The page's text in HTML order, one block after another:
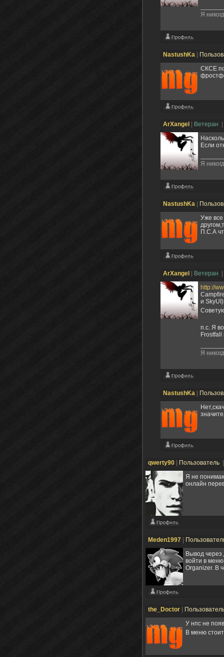
Я
NastushKa
СКСЕ
ArXangel Ветеран
Если
Я
NastushKa
Уже все
П.С.А
ArXangel Ветеран
http://
и SkyUI)
п.с. Я
Я
NastushKa
qwerty90 Пользователь
Я не
онлайн
Meden1997
Вывод через
войти в
Organizer. В
the_Doctor
У нпс не
В меню